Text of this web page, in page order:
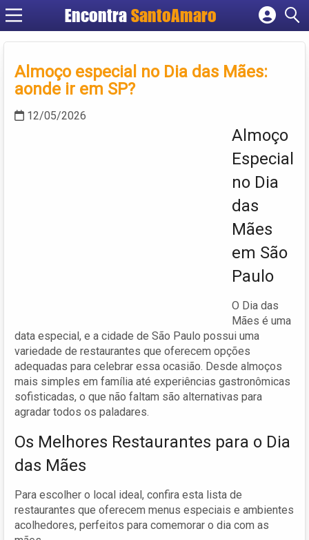
Encontra SantoAmaro
Cadastrar empresa
Criar conta
Almoço especial no Dia das Mães:
aonde ir em SP?
12/05/2026
Almoço
Especial
no Dia
das
Mães
em São
Paulo
O Dia das
Mães é uma
data especial, e a cidade de São Paulo possui uma
variedade de restaurantes que oferecem opções
adequadas para celebrar essa ocasião. Desde almoços
mais simples em família até experiências gastronômicas
sofisticadas, o que não faltam são alternativas para
agradar todos os paladares.
Os Melhores Restaurantes para o Dia
das Mães
Para escolher o local ideal, confira esta lista de
restaurantes que oferecem menus especiais e ambientes
acolhedores, perfeitos para comemorar o dia com as